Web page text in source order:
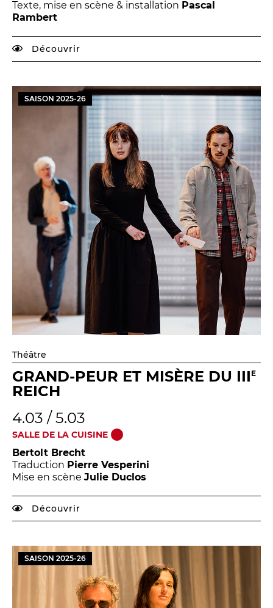
Texte, mise en scène & installation Pascal
Rambert
Découvrir
SAISON 2025-26
Théâtre
GRAND-PEUR ET MISÈRE DU III E
REICH
4.03 / 5.03
SALLE DE LA CUISINE
Bertolt Brecht
Traduction Pierre Vesperini
Mise en scène Julie Duclos
Découvrir
SAISON 2025-26